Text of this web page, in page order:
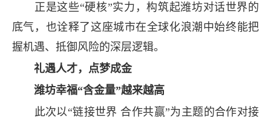
正是这些“硬核”实力，构筑起潍坊对话世界的
底气，也诠释了这座城市在全球化浪潮中始终能把
握机遇、抵御风险的深层逻辑。
礼遇人才，点梦成金
潍坊幸福“含金量”越来越高
此次以“链接世界 合作共赢”为主题的合作对接